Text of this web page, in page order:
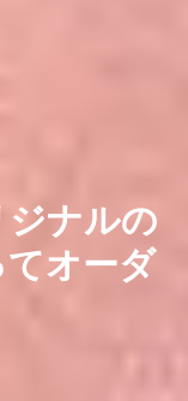
ナルの
オーダ